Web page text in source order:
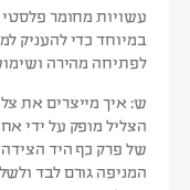
עשויות מחומר
במיוחד כדי להעניק
לפתיחה מהירה
ש: איך מייצרים את
הצליל מופק על ידי
של פרק כף היד
המניפה גורם לבד